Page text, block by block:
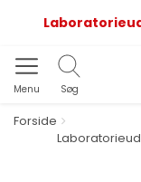
Menu Søg
Forside